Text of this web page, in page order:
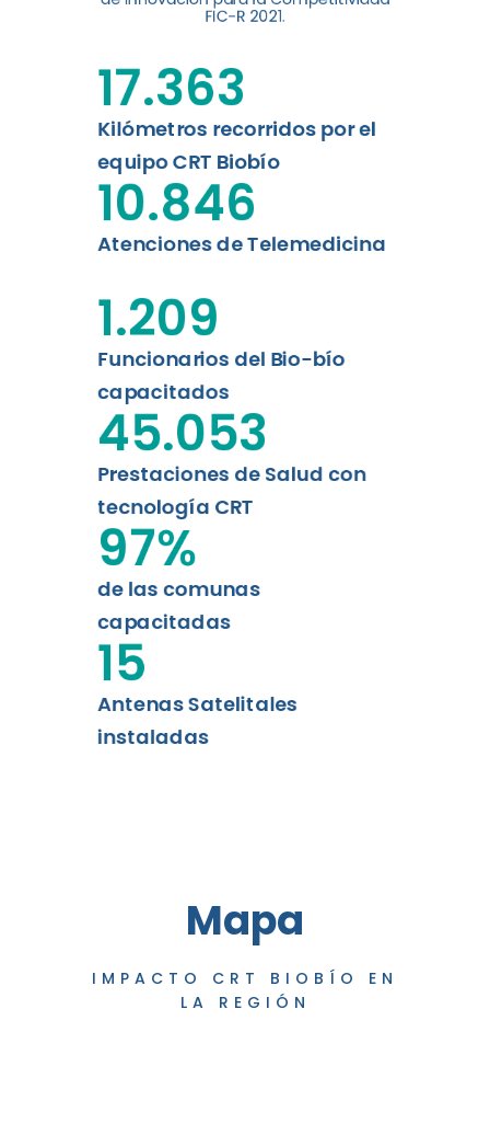
digital a los habitantes...
Leer más
FIC-R 2021.
Kilómetros recorridos por el
equipo CRT Biobío
17.363
Atenciones de Telemedicina
10.846
Funcionarios del Bio-bío
capacitados
1.209
Prestaciones de Salud con
tecnología CRT
45.053
de las comunas
capacitadas
97%
Antenas Satelitales
instaladas
15
Mapa
IMPACTO CRT BIOBÍO EN
LA REGIÓN